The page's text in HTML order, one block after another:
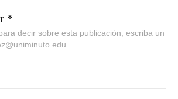
*
decir sobre esta publicación, escriba un